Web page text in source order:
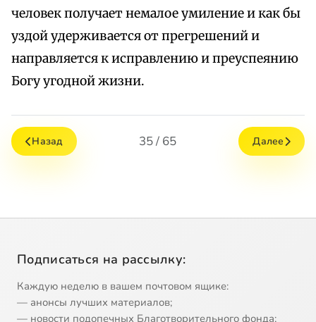
человек получает немалое умиление и как бы
уздой удерживается от прегрешений и
направляется к исправлению и преуспеянию
Богу угодной жизни.
Назад 35 / 65 Далее
Подписаться на рассылку:
Каждую неделю в вашем почтовом ящике:
— анонсы лучших материалов;
— новости подопечных Благотворительного фонда;